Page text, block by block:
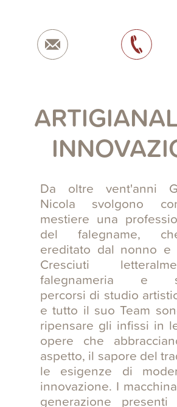
Da oltre vent'anni
Nicola svolgono
mestiere una
del falegname,
ereditato dal nonno e
Cresciuti
falegnameria e
percorsi di studio
e tutto il suo Team
ripensare gli infissi in
opere che
aspetto, il sapore del
le esigenze di
innovazione. I
generazione